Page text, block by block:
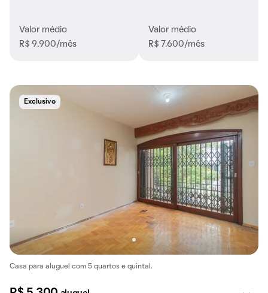
Valor médio
R$ 9.900/mês
Valor médio
R$ 7.600/mês
Exclusivo
Casa para aluguel com 5 quartos e quintal.